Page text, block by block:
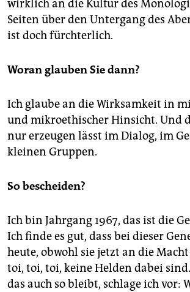
wirklich an die Kultur des
Seiten über den Untergang des
ist doch fürchterlich.
Woran glauben Sie dann?
Ich glaube an die Wirksamkeit in
und mikroethischer Hinsicht. Und
nur erzeugen lässt im Dialog, im
kleinen Gruppen.
So bescheiden?
Ich bin Jahrgang 1967, das ist die
Ich finde es gut, dass bei dieser
heute, obwohl sie jetzt an die
toi, toi, toi, keine Helden dabei
das auch so bleibt, schlage ich vor: